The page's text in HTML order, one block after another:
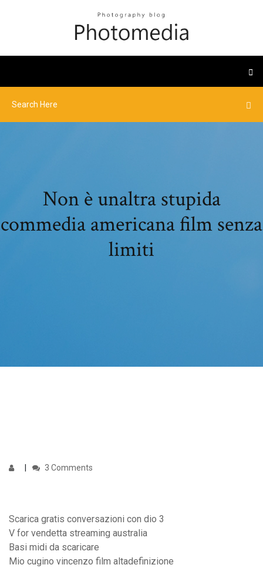
Non è unaltra stupida
commedia americana film senza
limiti
3 Comments
Scarica gratis conversazioni con dio 3
V for vendetta streaming australia
Basi midi da scaricare
Mio cugino vincenzo film altadefinizione